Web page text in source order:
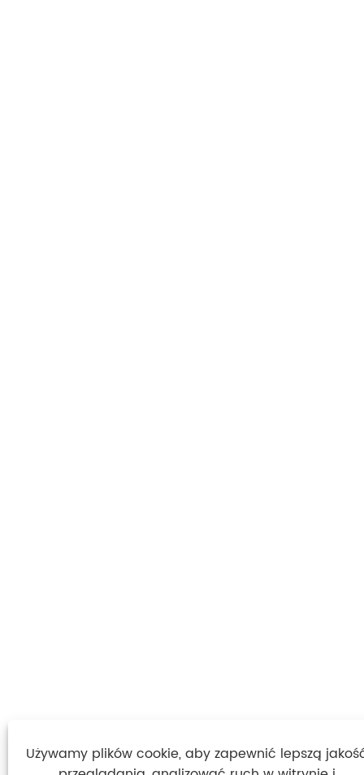
Używamy plików cookie, aby zapewnić lepszą